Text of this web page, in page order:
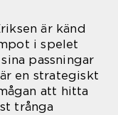
är känd
i spelet
passningar
en strategiskt
att hitta
trånga